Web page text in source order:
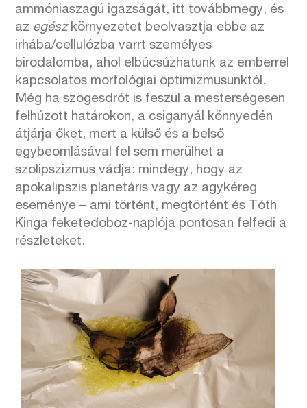
ammóniaszagú igazságát, itt továbbmegy, és
az egészkörnyezetet beolvasztja ebbe az
irhába/cellulózba varrt személyes
birodalomba, ahol elbúcsúzhatunk az emberrel
kapcsolatos morfológiai optimizmusunktól.
Még ha szögesdrót is feszül a mesterségesen
felhúzott határokon, a csiganyál könnyedén
átjárja őket, mert a külső és a belső
egybeomlásával fel sem merülhet a
szolipszizmus vádja: mindegy, hogy az
apokalipszis planetáris vagy az agykéreg
eseménye – ami történt, megtörtént és Tóth
Kinga feketedoboz-naplója pontosan felfedi a
részleteket.